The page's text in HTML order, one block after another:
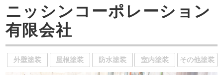
ニッシンコーポレーション
有限会社
外壁塗装 屋根塗装 防水塗装 室内塗装 その他塗装